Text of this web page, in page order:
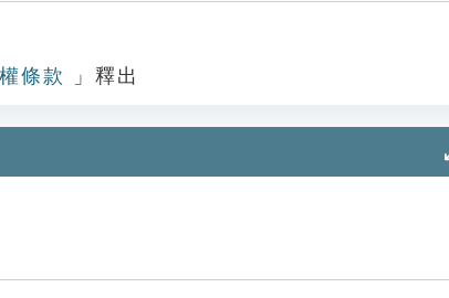
條款 」釋出